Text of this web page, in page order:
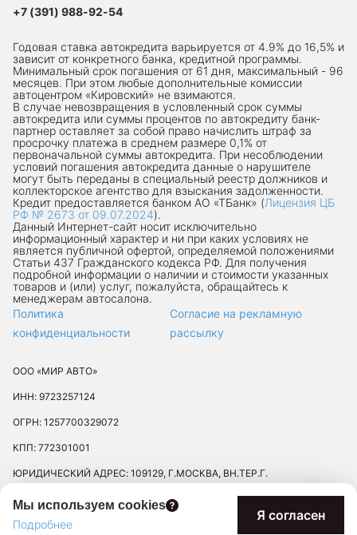
Мы используем cookies
Подробнее
Я согласен
+7 (391) 988-92-54
Годовая ставка автокредита варьируется от 4.9% до 16,5% и
зависит от конкретного банка, кредитной программы.
Минимальный срок погашения от 61 дня, максимальный - 96
месяцев. При этом любые дополнительные комиссии
автоцентром «Кировский» не взимаются.
В случае невозвращения в условленный срок суммы
автокредита или суммы процентов по автокредиту банк-
партнер оставляет за собой право начислить штраф за
просрочку платежа в среднем размере 0,1% от
первоначальной суммы автокредита. При несоблюдении
условий погашения автокредита данные о нарушителе
могут быть переданы в специальный реестр должников и
коллекторское агентство для взыскания задолженности.
Кредит предоставляется банком АО «ТБанк» (Лицензия ЦБ
РФ № 2673 от 09.07.2024).
Данный Интернет-сaйт носит исключительно
информационный характер и ни при каких условиях не
является публичной офертой, определяемой положениями
Статьи 437 Гражданского кодекса РФ. Для получения
подробной информации о наличии и стоимости указанных
товаров и (или) услуг, пожалуйста, обращайтесь к
менеджерам автосалона.
Политика
конфиденциальности
Согласие на рекламную
рассылку
ООО «МИР АВТО»
ИНН: 9723257124
ОГРН: 1257700329072
КПП: 772301001
ЮРИДИЧЕСКИЙ АДРЕС: 109129, Г.МОСКВА, ВН.ТЕР.Г.
ТЕКСТИЛЬЩИКОВ, Д. 13, К. 2, ПОМЕЩ. 17/8П